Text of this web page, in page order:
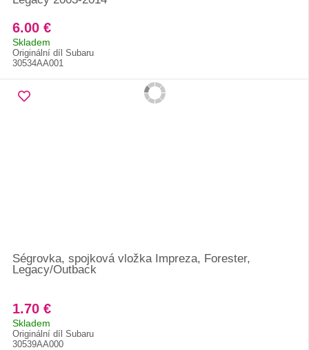
6.00 €
Skladem
Originální díl Subaru
30534AA001
Ségrovka, spojková vložka Impreza, Forester,
Legacy/Outback
1.70 €
Skladem
Originální díl Subaru
30539AA000